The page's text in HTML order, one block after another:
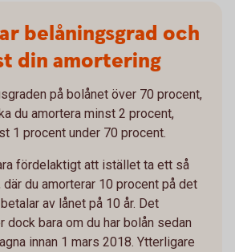
belåningsgrad och
din amortering
på bolånet över 70 procent,
du amortera minst 2 procent,
1 procent under 70 procent.
fördelaktigt att istället ta ett så
du amorterar 10 procent på det
av lånet på 10 år. Det
dock bara om du har bolån sedan
innan 1 mars 2018. Ytterligare